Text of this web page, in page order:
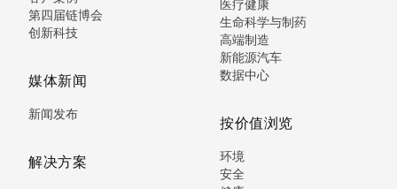
第四届链博会
创新科技
媒体新闻
新闻发布
解决方案
医疗健康
生命科学与制药
高端制造
新能源汽车
数据中心
按价值浏览
环境
安全